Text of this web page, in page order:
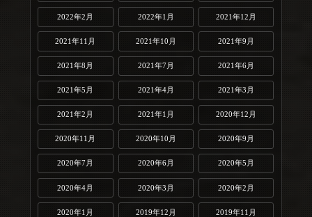
2022年2月 2022年1月 2021年12月
2021年11月 2021年10月 2021年9月
2021年8月 2021年7月 2021年6月
2021年5月 2021年4月 2021年3月
2021年2月 2021年1月 2020年12月
2020年11月 2020年10月 2020年9月
2020年7月 2020年6月 2020年5月
2020年4月 2020年3月 2020年2月
2020年1月 2019年12月 2019年11月